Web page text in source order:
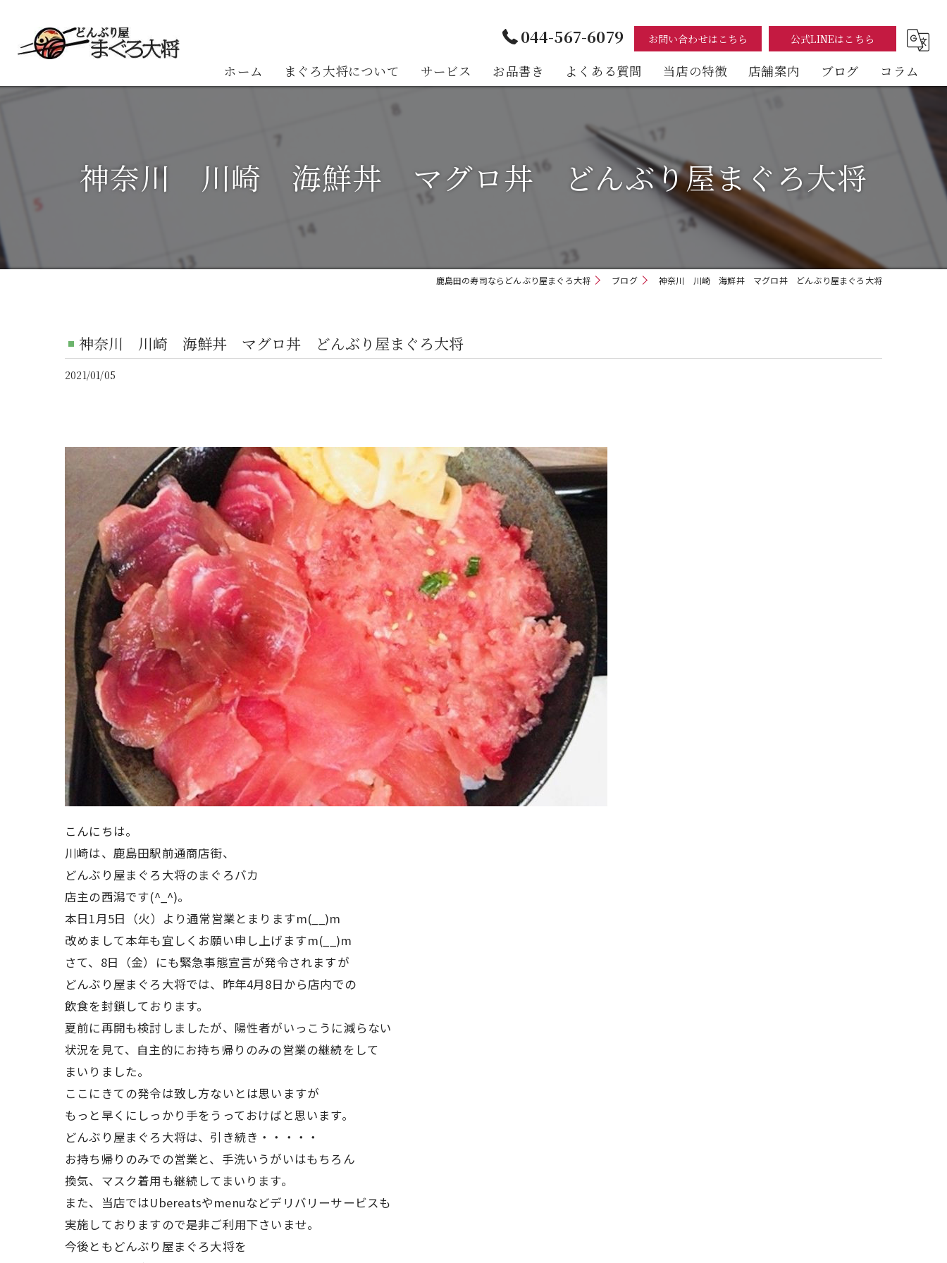
044-567-6079 お問い合わせはこちら 公式LINEはこちら
ホーム まぐろ大将について サービス お品書き よくある質問 当店の特徴
海鮮丼
テイクアウト
デリバリー
店舗案内 ブログ コラム
神奈川 川崎 海鮮丼 マグロ丼 どんぶり屋まぐろ大将
鹿島田の寿司ならどんぶり屋まぐろ大将 ブログ 神奈川 川崎 海鮮丼 マグロ丼 どんぶり屋まぐろ大将
神奈川 川崎 海鮮丼 マグロ丼 どんぶり屋まぐろ大将
2021/01/05
こんにちは。
川崎は、鹿島田駅前通商店街、
どんぶり屋まぐろ大将のまぐろバカ
店主の西潟です(^_^)。
本日1月5日（火）より通常営業とまりますm(__)m
改めまして本年も宜しくお願い申し上げますm(__)m
さて、8日（金）にも緊急事態宣言が発令されますが
どんぶり屋まぐろ大将では、昨年4月8日から店内での
飲食を封鎖しております。
夏前に再開も検討しましたが、陽性者がいっこうに減らない
状況を見て、自主的にお持ち帰りのみの営業の継続をして
まいりました。
ここにきての発令は致し方ないとは思いますが
もっと早くにしっかり手をうっておけばと思います。
どんぶり屋まぐろ大将は、引き続き・・・・・
お持ち帰りのみでの営業と、手洗いうがいはもちろん
換気、マスク着用も継続してまいります。
また、当店ではUbereatsやmenuなどデリバリーサービスも
実施しておりますので是非ご利用下さいませ。
今後ともどんぶり屋まぐろ大将を